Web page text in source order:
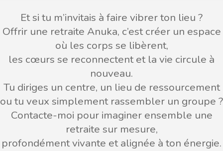
Et si tu m’invitais à faire vibrer ton lieu ?
Offrir une retraite Anuka, c’est créer un espace
où les corps se libèrent,
les cœurs se reconnectent et la vie circule à
nouveau.
Tu diriges un centre, un lieu de ressourcement
ou tu veux simplement rassembler un groupe ?
Contacte-moi pour imaginer ensemble une
retraite sur mesure,
profondément vivante et alignée à ton énergie.